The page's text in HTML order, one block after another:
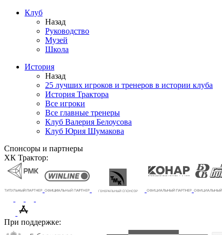
Клуб
Назад
Руководство
Музей
Школа
История
Назад
25 лучших игроков и тренеров в истории клуба
История Трактора
Все игроки
Все главные тренеры
Клуб Валерия Белоусова
Клуб Юрия Шумакова
Спонсоры и партнеры
ХК Трактор:
При поддержке: